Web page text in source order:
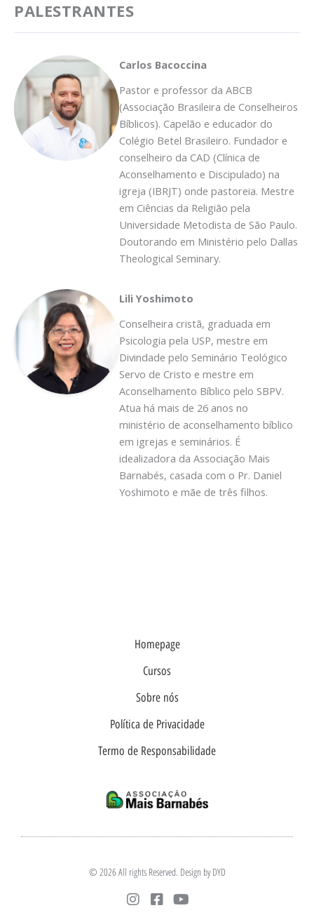
PALESTRANTES
Carlos Bacoccina
Pastor e professor da ABCB
(Associação Brasileira de Conselheiros
Bíblicos). Capelão e educador do
Colégio Betel Brasileiro. Fundador e
conselheiro da CAD (Clínica de
Aconselhamento e Discipulado) na
igreja (IBRJT) onde pastoreia. Mestre
em Ciências da Religião pela
Universidade Metodista de São Paulo.
Doutorando em Ministério pelo Dallas
Theological Seminary.
Lili Yoshimoto
Conselheira cristã, graduada em
Psicologia pela USP, mestre em
Divindade pelo Seminário Teológico
Servo de Cristo e mestre em
Aconselhamento Bíblico pelo SBPV.
Atua há mais de 26 anos no
ministério de aconselhamento bíblico
em igrejas e seminários. É
idealizadora da Associação Mais
Barnabés, casada com o Pr. Daniel
Yoshimoto e mãe de três filhos.
Homepage
Cursos
Sobre nós
Política de Privacidade
Termo de Responsabilidade
© 2026 All rights Reserved. Design by DYD
I F Y